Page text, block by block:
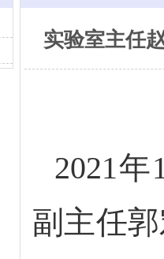
实验室主任
2021年
副主任